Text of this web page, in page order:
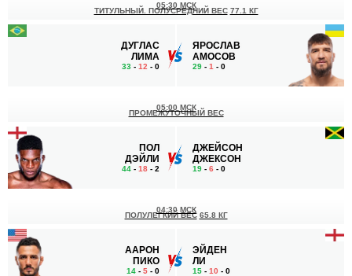
ДУГЛАС
ЛИМА
33 - 12 - 0
05:30 МСК
ТИТУЛЬНЫЙ. ПОЛУСРЕДНИЙ ВЕС 77.1 КГ
ЯРОСЛАВ
АМОСОВ
29 - 1 - 0
ПОЛ
ДЭЙЛИ
44 - 18 - 2
05:00 МСК
ПРОМЕЖУТОЧНЫЙ ВЕС
ДЖЕЙСОН
ДЖЕКСОН
19 - 6 - 0
ААРОН
ПИКО
14 - 5 - 0
04:30 МСК
ПОЛУЛЕГКИЙ ВЕС 65.8 КГ
ЭЙДЕН
ЛИ
15 - 10 - 0